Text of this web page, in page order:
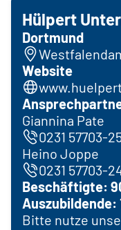
Hülpert
Dortmund
Website
Giannina Pate
0231 57703-
Heino Joppe
0231 57703-
Beschäftigte:
Auszubildende:
Bitte nutze